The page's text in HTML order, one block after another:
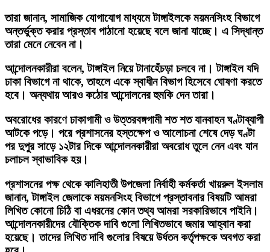
তারা জানান, সামাজিক যোগাযোগ মাধ্যমে টাঙ্গাইলকে ময়মনসিংহ বিভাগে
অন্তর্ভুক্ত করার প্রস্তাব পাঠানো হয়েছে বলে জানা যাচ্ছে। এ সিদ্ধান্ত
তারা মেনে নেবেন না।
আন্দোলনকারীরা বলেন, টাঙ্গাইল নিয়ে টানাহেঁচড়া চলবে না। টাঙ্গাইল যদি
ঢাকা বিভাগে না থাকে, তাহলে একে স্বাধীন বিভাগ হিসেবে ঘোষণা করতে
হবে। অন্যথায় আরও কঠোর আন্দোলনের হুমকি দেন তারা।
অবরোধের কারণে ঢাকাগামী ও উত্তরবঙ্গগামী শত শত যানবাহন ঘণ্টাব্যাপী
আটকে পড়ে। পরে প্রশাসনের হস্তক্ষেপ ও আলোচনা শেষে দেড় ঘণ্টা
পর দুপুর সাড়ে ১২টার দিকে আন্দোলনকারীরা অবরোধ তুলে নেন এবং যান
চলাচল স্বাভাবিক হয়।
প্রশাসনের পক্ষ থেকে কালিহাতী উপজেলা নির্বাহী কর্মকর্তা খায়রুল ইসলাম
জানান, টাঙ্গাইল জেলাকে ময়মনসিংহ বিভাগে প্রস্তাবনার বিষয়টি আমরা
লিখিত কোনো চিঠি বা এধরনের কোন তথ্য আমরা সরকারিভাবে পাইনি।
আন্দোলনকারীদের যৌক্তিক দাবি গুলো লিখিতভাবে জমার আহ্বান করা
হয়েছে। তাদের লিখিত দাবি গুলোর বিষয়ে উর্ধতন কর্তৃপক্ষকে অবগত করা